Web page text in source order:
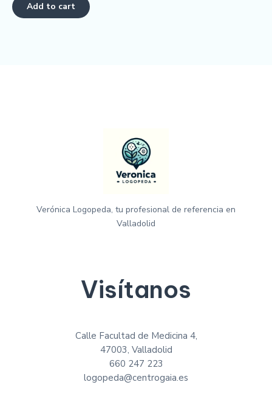
Add to cart
Verónica Logopeda, tu profesional de referencia en
Valladolid
Visítanos
Calle Facultad de Medicina 4,
47003, Valladolid
660 247 223
logopeda@centrogaia.es